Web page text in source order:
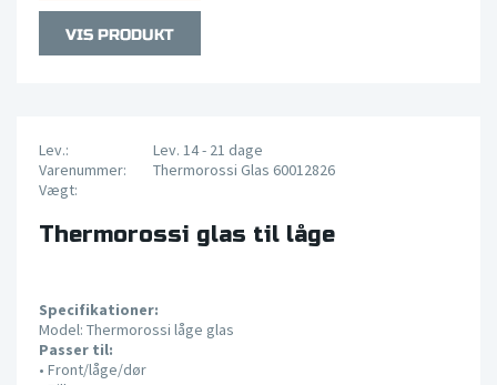
Lev.:
Lev. 14 - 21 dage
Varenummer:
Thermorossi Glas 60012826
Vægt:
Thermorossi glas til låge
Specifikationer:
Model: Thermorossi låge glas
Passer til:
• Front/låge/dør